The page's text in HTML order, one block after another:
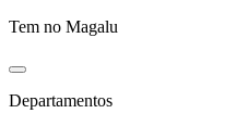
Tem no Magalu
Departamentos